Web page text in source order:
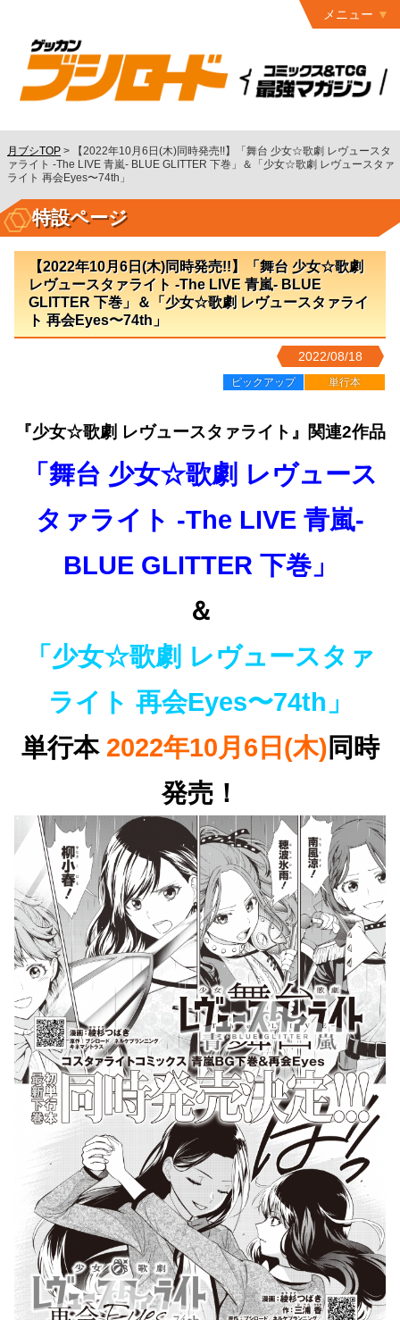
メニュー
最終号
連載作品
読者ページ
お問い合わせ
月ブシTOP >
【2022年10月6日(木)同時発売!!】「舞台 少女☆歌劇 レヴュースタ
ァライト -The LIVE 青嵐- BLUE GLITTER 下巻」＆「少女☆歌劇 レヴュースタァ
ライト 再会Eyes〜74th」
特設ページ
【2022年10月6日(木)同時発売!!】「舞台 少女☆歌劇
レヴュースタァライト -The LIVE 青嵐- BLUE
GLITTER 下巻」＆「少女☆歌劇 レヴュースタァライ
ト 再会Eyes〜74th」
2022/08/18
ピックアップ 単行本
『少女☆歌劇 レヴュースタァライト』関連2作品
「舞台 少女☆歌劇 レヴュース
タァライト -The LIVE 青嵐-
BLUE GLITTER 下巻」
＆
「少女☆歌劇 レヴュースタァ
ライト 再会Eyes〜74th」
単行本 2022年10月6日(木)同時
発売！